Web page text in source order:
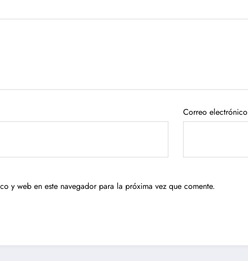
Correo electrónico
y web en este navegador para la próxima vez que comente.